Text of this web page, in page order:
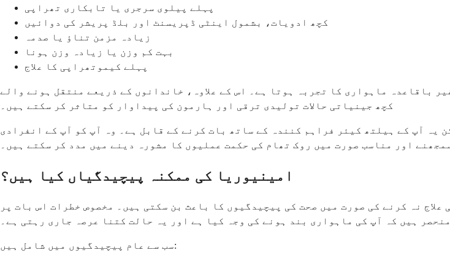
پہلے پیلوی سرجری یا تابکاری تھراپی
کچھ ادویات، بشمول اینٹی ڈپریسنٹ اور بلڈ پریشر کی دوائیں
زیادہ مزمن تناؤ یا صدمہ
بہت کم وزن یا زیادہ وزن ہونا
پہلے کیموتھراپی کا علاج
باقاعدہ ماہواری کا تجربہ ہوتا ہے۔ اس کے علاوہ، خاندانوں کے ذریعے منتقل ہونے والے
کچھ جینیاتی حالات تولیدی ترقی اور ہارمون کی پیداوار کو متاثر کر سکتے ہیں۔
یہ آپ کے ہیلتھ کیئر فراہم کنندہ کے ساتھ بات کرنے کے قابل ہے۔ وہ آپ کو آپ کے انفرادی
اور مناسب صورت میں روک تھام کی حکمت عملیوں کا مشورہ دینے میں مدد کر سکتے ہیں۔
امینیوریا کی ممکنہ پیچیدگیاں کیا ہیں؟
نہ کرنے کی صورت میں صحت کی پیچیدگیوں کا باعث بن سکتی ہیں۔ مخصوص خطرات اس بات پر
منحصر ہیں کہ آپ کی ماہواری بند ہونے کی وجہ کیا ہے اور یہ حالت کتنا عرصہ جاری رہتی ہے۔
سب سے عام پیچیدگیوں میں شامل ہیں: